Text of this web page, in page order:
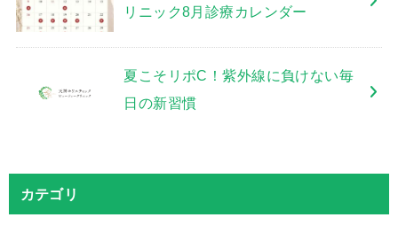
リニック8月診療カレンダー
夏こそリポC！紫外線に負けない毎
日の新習慣
カテゴリ